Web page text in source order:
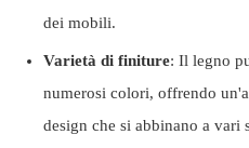
dei mobili.
Varietà di finiture: Il legno
numerosi colori, offrendo
design che si abbinano a vari